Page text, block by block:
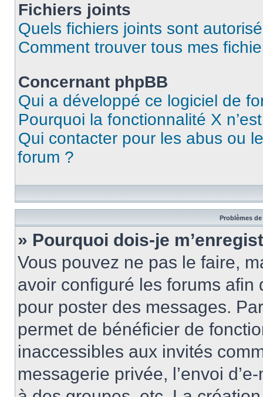
Fichiers joints
Quels fichiers joints sont
Comment trouver tous mes
Concernant phpBB
Qui a développé ce logiciel de
Pourquoi la fonctionnalité X
Qui contacter pour les abus ou
forum ?
Problèmes
» Pourquoi dois-je
Vous pouvez ne pas le faire,
avoir configuré les forums afin
pour poster des messages.
permet de bénéficier de
inaccessibles aux invités
messagerie privée, l’envoi